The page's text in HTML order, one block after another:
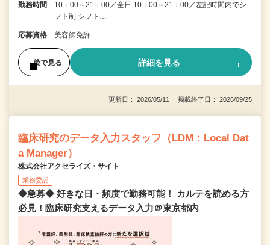
勤務時間
10：00～21：00／全日 10：00～21：00／左記時間内でシ
フト制 シフト…
応募資格 美容師免許
後で見る 詳細を見る
更新日： 2026/05/11 掲載終了日： 2026/09/25
臨床研究のデータ入力スタッフ（LDM：Local Dat
a Manager）
株式会社アクセライズ・サイト
業務委託
◆急募◆ 好きな日・頻度で勤務可能！ カルテを読める方
必見！臨床研究支えるデータ入力＠東京都内